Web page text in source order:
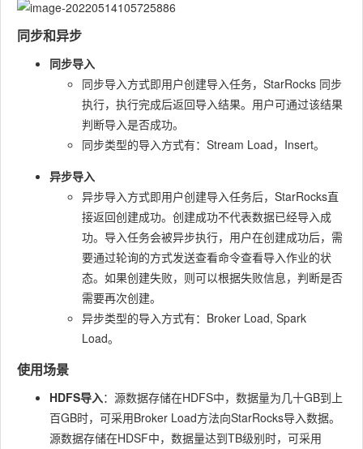
同步和异步
同步导入
同步导入方式即用户创建导入任务，StarRocks 同步
执行，执行完成后返回导入结果。用户可通过该结果
判断导入是否成功。
同步类型的导入方式有：Stream Load，Insert。
异步导入
异步导入方式即用户创建导入任务后，StarRocks直
接返回创建成功。创建成功不代表数据已经导入成
功。导入任务会被异步执行，用户在创建成功后，需
要通过轮询的方式发送查看命令查看导入作业的状
态。如果创建失败，则可以根据失败信息，判断是否
需要再次创建。
异步类型的导入方式有：Broker Load, Spark
Load。
使用场景
HDFS导入：源数据存储在HDFS中，数据量为几十GB到上
百GB时，可采用Broker Load方法向StarRocks导入数据。
源数据存储在HDSF中，数据量达到TB级别时，可采用